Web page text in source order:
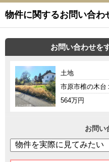
物件に関するお問い合わ
お問い合わせを
土地
市原市椎の木台
564万円
お問い